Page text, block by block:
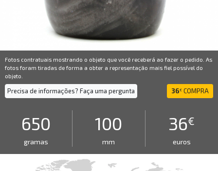
Fotos contratuais mostrando o objeto que você receberá ao fazer o pedido. As
fotos foram tiradas de forma a obter a representação mais fiel possível do
objeto.
Precisa de informações? Faça uma pergunta 36€ COMPRA
650
gramas
100
mm
36€
euros